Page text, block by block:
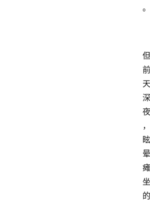
。
但
前
天
深
夜
，
眩
晕
瘫
坐
的